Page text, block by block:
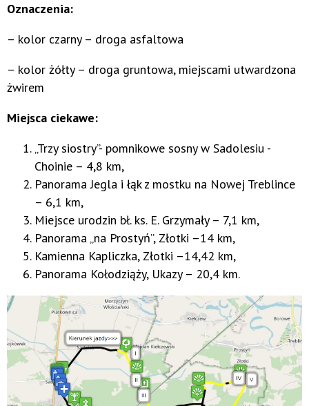
Oznaczenia:
– kolor czarny – droga asfaltowa
– kolor żółty – droga gruntowa, miejscami utwardzona
żwirem
Miejsca ciekawe:
„Trzy siostry”- pomnikowe sosny w Sadolesiu -
Choinie – 4,8 km,
Panorama Jegla i łąk z mostku na Nowej Treblince
– 6,1 km,
Miejsce urodzin bł. ks. E. Grzymały – 7,1 km,
Panorama „na Prostyń”, Złotki –14 km,
Kamienna Kapliczka, Złotki –14,42 km,
Panorama Kołodziąży, Ukazy – 20,4 km.